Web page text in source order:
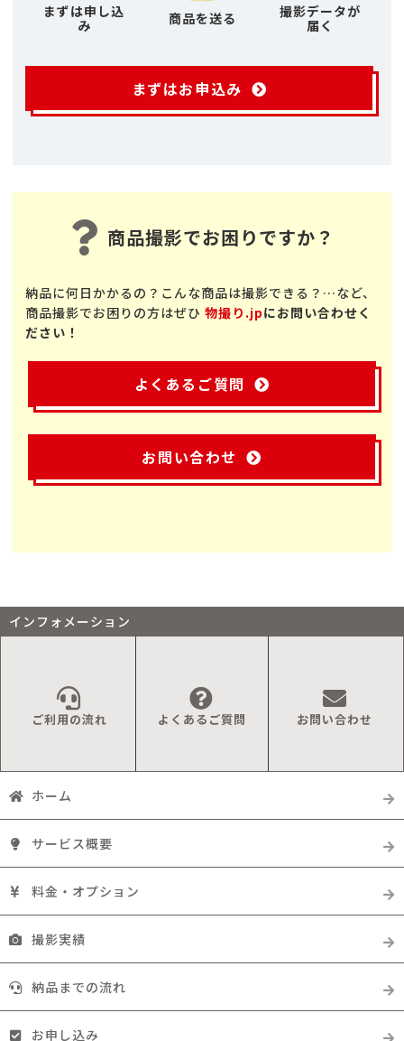
まずは申し込
み
商品を送る
撮影データが
届く
まずはお申込み
商品撮影でお困りですか？
納品に何日かかるの？こんな商品は撮影できる？…など、
商品撮影でお困りの方はぜひ 物撮り.jpにお問い合わせく
ださい！
よくあるご質問
お問い合わせ
インフォメーション
ご利用の流れ よくあるご質問 お問い合わせ
ホーム
サービス概要
料金・オプション
撮影実績
納品までの流れ
お申し込み